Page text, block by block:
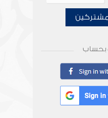
بحساب